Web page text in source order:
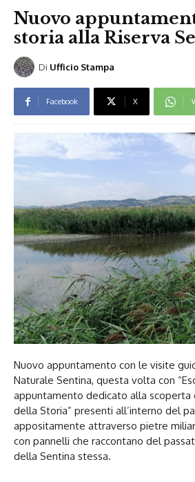
Nuovo
storia alla Riserva
Di Ufficio Stampa
Facebook X
Nuovo appuntamento con le visite
Naturale Sentina, questa volta con
appuntamento dedicato alla scoperta
della Storia” presenti all’interno del
appositamente attraverso pietre
con pannelli che raccontano del
della Sentina stessa.